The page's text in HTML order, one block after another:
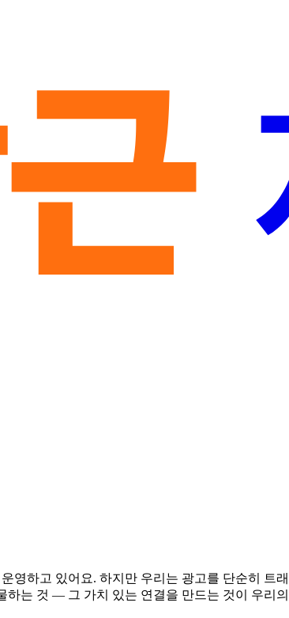
영하고 있어요. 하지만 우리는 광고를 단순히 트
하는 것 — 그 가치 있는 연결을 만드는 것이 우리